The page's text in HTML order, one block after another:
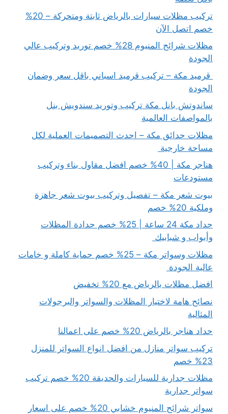
تركيب مظلات سيارات بالرياض ثابتة ومتحركة – 20%
خصم اتصل الآن
مظلات شرائح المنيوم 28% خصم توريد وتركيب عالي
الجودة
قرميد مكة – تركيب قرميد اسباني باقل سعر وضمان
الجودة
ساندوتش بانل مكة تركيب وتوريد سندويش بنل
بالمواصفات العالمية
مظلات حدائق مكة – احدث التصميمات العملية لكل
مساحة خارجية
هناجر مكة | 40% خصم افضل مقاول بناء وتركيب
مستودعات
بيوت شعر مكة – تفصيل وتركيب بيوت شعر جاهزة
وملكية 20% خصم
حداد مكة 24 ساعة | 25% خصم حدادة المظلات
وأبواب و شبابيك
مظلات وسواتر مكة – 25% خصم حماية كاملة و خامات
عالية الجودة
افضل مظلات بالرياض مع 20% تخفيض
نصائح هامة لاختيار المظلات والسواتر والبرجولات
المثالية
حداد هناجر بالرياض 20% خصم على اعمالنا
تركيب سواتر منازل من افضل انواع السواتر للمنزل
23% خصم
مظلات جدارية للسيارات والحديقة 20% خصم تركيب
سواتر جدارية
سواتر شرائح المنيوم خشابي 20% خصم على اسعار